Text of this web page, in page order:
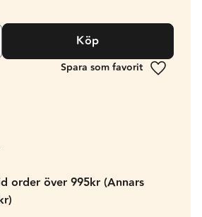
Köp
Lägg till
order över 995kr (Annars